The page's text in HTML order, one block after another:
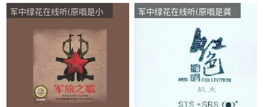
军中绿花在线听(原唱是小
播:122次
军中绿花在线听(原唱是龚
玥)，铭门♚小赵演唱点